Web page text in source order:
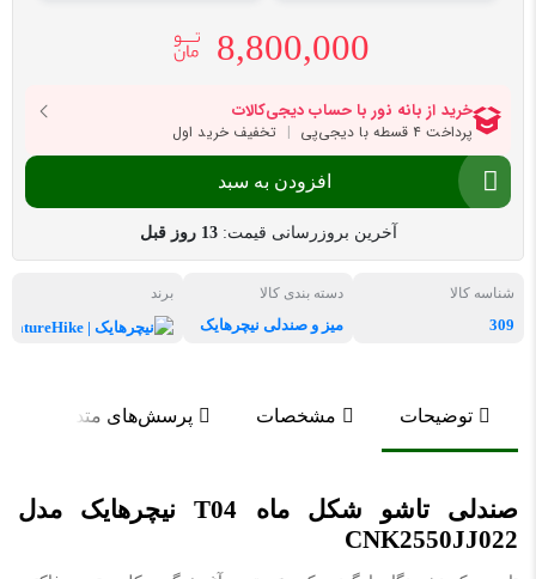
8,800,000
افزودن به سبد
آخرین بروزرسانی قیمت:13 روز قبل
شناسه کالا
309
دسته بندی کالا
میز و صندلی نیچرهایک
برند
توضیحات مشخصات پرسش‌های متداول
صندلی تاشو شکل ماه T04 نیچرهایک مدل
CNK2550JJ022